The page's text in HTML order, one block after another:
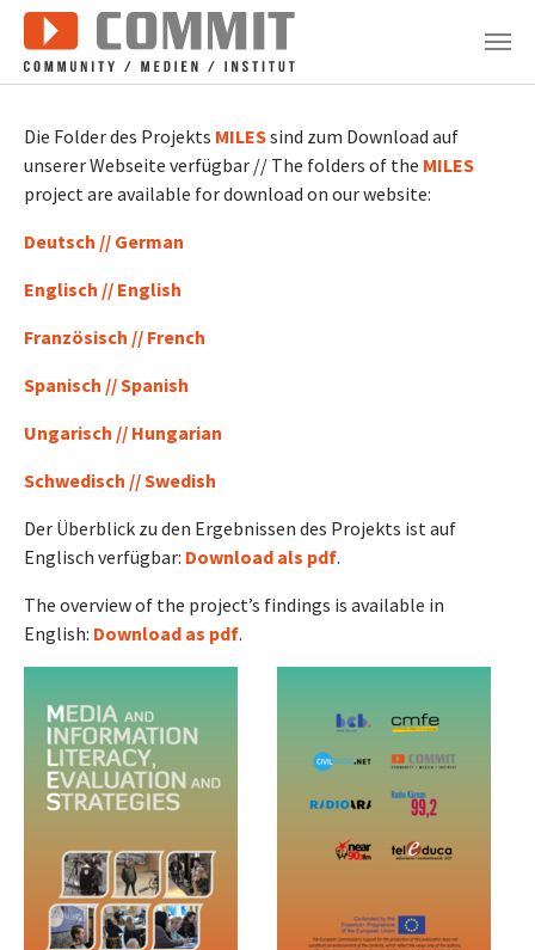
Zum Hauptinhalt springen
Die Folder des Projekts MILESsind zum Download auf
unserer Webseite verfügbar // The folders of the MILES
project are available for download on our website:
Deutsch // German
Englisch // English
Französisch // French
Spanisch // Spanish
Ungarisch // Hungarian
Schwedisch // Swedish
Der Überblick zu den Ergebnissen des Projekts ist auf
Englisch verfügbar: Download als pdf.
The overview of the project’s findings is available in
English: Download as pdf.